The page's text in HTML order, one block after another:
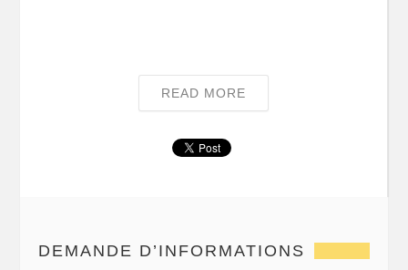
READ MORE
DEMANDE D’INFORMATIONS